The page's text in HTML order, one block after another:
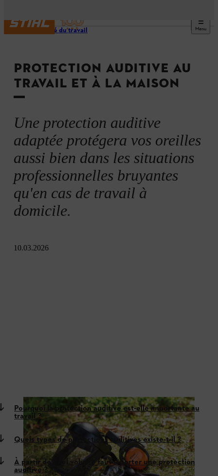
Menu
Sécurité du travail
PROTECTION AUDITIVE AU
TRAVAIL ET À LA MAISON
Une protection auditive
adaptée protégera vos oreilles
aussi bien dans les situations
professionnelles bruyantes
qu'en cas de travail à
domicile.
10.03.2026
Pourquoi la protection auditive est-elle importante au
travail ?
Quels types de protections auditives existe-t-il ?
À partir de quel volume faut-il porter une protection
auditive ?